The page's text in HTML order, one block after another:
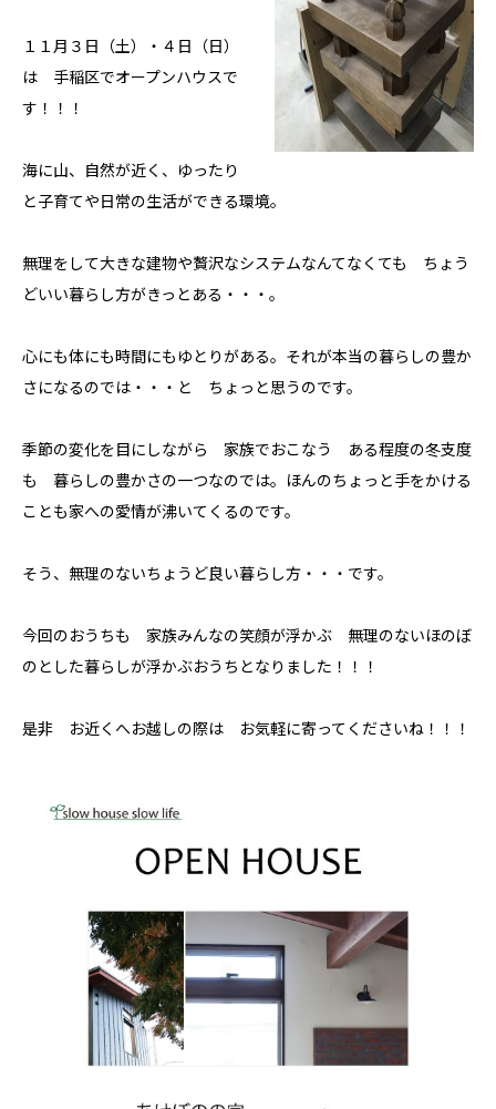
私たちについて
ホクシンの歩み
自慢の大工
家づくりについて
職人の技
省エネと性能
家づくりの流れ
施工事例
コラム
Hokushin model
koselig コーシェリ
見学予約
１１月３日（土）・４日（日）
は 手稲区でオープンハウスで
す！！！
海に山、自然が近く、ゆったり
と子育てや日常の生活ができる環境。
無理をして大きな建物や贅沢なシステムなんてなくても ちょう
どいい暮らし方がきっとある・・・。
心にも体にも時間にもゆとりがある。それが本当の暮らしの豊か
さになるのでは・・・と ちょっと思うのです。
季節の変化を目にしながら 家族でおこなう ある程度の冬支度
も 暮らしの豊かさの一つなのでは。ほんのちょっと手をかける
ことも家への愛情が沸いてくるのです。
そう、無理のないちょうど良い暮らし方・・・です。
今回のおうちも 家族みんなの笑顔が浮かぶ 無理のないほのぼ
のとした暮らしが浮かぶおうちとなりました！！！
是非 お近くへお越しの際は お気軽に寄ってくださいね！！！